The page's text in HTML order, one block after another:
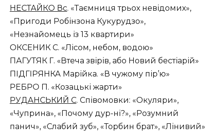
НЕСТАЙКО Вс. «Таємниця трьох невідомих»,
«Пригоди Робінзона Кукурудзо»,
«Незнайомець із 13 квартири»
ОКСЕНИК С. «Лісом, небом, водою»
ПАГУТЯК Г. «Втеча звірів, або Новий бестіарій»
ПІДГІРЯНКА Марійка. «В чужому пір’ю»
РЕБРО П. «Козацькі жарти»
РУДАНСЬКИЙ С. Співомовки: «Окуляри»,
«Чуприна», «Почому дур-ні?», «Розумний
панич», «Слабий зуб», «Торбин брат», «Лінивий»